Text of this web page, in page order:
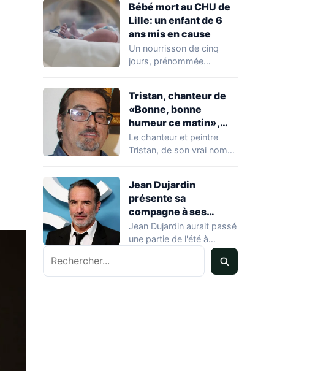
Bébé mort au CHU de
Lille: un enfant de 6
ans mis en cause
Un nourrisson de cinq
jours, prénommée
Tristan, chanteur de
«Bonne, bonne
humeur ce matin»,
mort à 68 ans
Le chanteur et peintre
Tristan, de son vrai nom
Jean Dujardin
présente sa
compagne à ses
enfants à Soulac-sur-
Mer
Jean Dujardin aurait passé
une partie de l'été à
Soulac-sur-Mer, en
Gironde, en compagnie…